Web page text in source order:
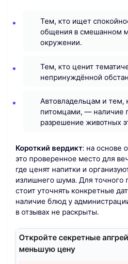
Тем, кто ищет
общения в смешанном
окружении.
Тем, кто ценит
непринуждённой
Автовладельцам и тем,
питомцами, — наличие
разрешение животных
Короткий вердикт: на основе
это проверенное место для
где ценят напитки и
излишнего шума. Для точного
стоит уточнять конкретные
наличие блюд у
в отзывах не раскрыты.
Откройте секретные
меньшую цену